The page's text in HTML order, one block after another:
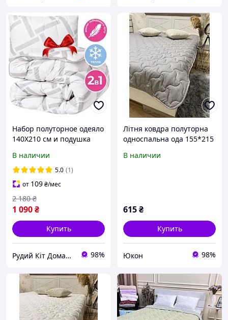
Набор полуторное одеяло
140Х210 см и подушка
аналог лебяжьего пуха
В наличии
5.0 (1)
от 109₴/мес
1 090₴
2 180 ₴
Купить
Рудий Кіт Домашній Затишок 98%
Літня ковдра полуторна
односпальна ода 155*215
В наличии
615₴
Купить
Юкон 98%